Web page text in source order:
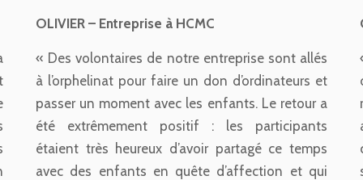
OLIVIER – Entreprise à HCMC
« Des volontaires de notre entreprise sont allés
à l’orphelinat pour faire un don d’ordinateurs et
passer un moment avec les enfants. Le retour a
été extrêmement positif : les participants
étaient très heureux d’avoir partagé ce temps
avec des enfants en quête d’affection et qui